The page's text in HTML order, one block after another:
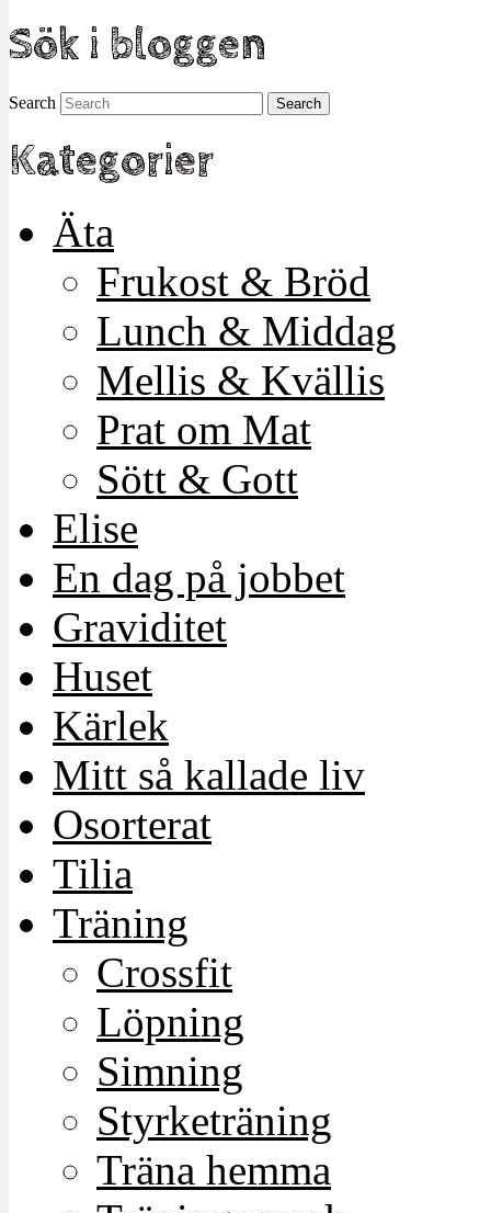
Sök i bloggen
Search
Kategorier
Äta
Frukost & Bröd
Lunch & Middag
Mellis & Kvällis
Prat om Mat
Sött & Gott
Elise
En dag på jobbet
Graviditet
Huset
Kärlek
Mitt så kallade liv
Osorterat
Tilia
Träning
Crossfit
Löpning
Simning
Styrketräning
Träna hemma